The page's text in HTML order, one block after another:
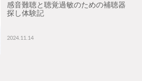
感音難聴と聴覚過敏のための補聴器
探し体験記
2024.11.14